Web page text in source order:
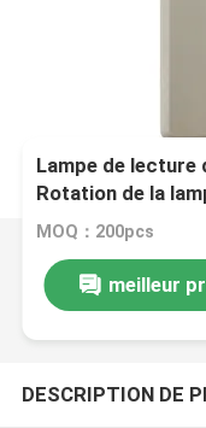
Lampe de lecture
Rotation de la
MOQ：200pcs
meilleur
DESCRIPTION DE